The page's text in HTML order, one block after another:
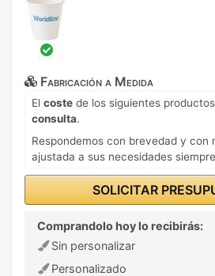
Fabricación a Medida
El coste de los siguientes
consulta.
Respondemos con brevedad y con
ajustada a sus necesidades
SOLICITAR
Comprandolo hoy lo recibirás:
Sin personalizar
Personalizado